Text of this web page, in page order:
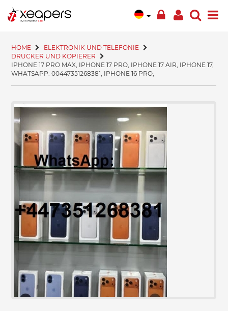
HOME
ELEKTRONIK UND TELEFONIE
DRUCKER UND KOPIERER
IPHONE 17 PRO MAX, IPHONE 17 PRO, IPHONE 17 AIR, IPHONE 17,
WHATSAPP: 00447351268381, IPHONE 16 PRO,